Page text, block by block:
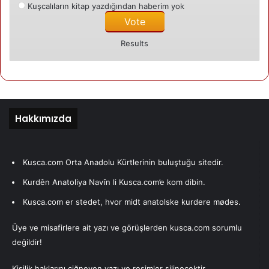
Måske undrede de sig over, at vi lå på gulvet og at der var
unge piger iblandt. Da jeg eksempelvis senere tog i
disse piger også kurdere?” Da jeg svarede “ja”, svarede
min ven fra Mêrdîn: “Wallah, de ligner dem fra Europa”,
hvormed den kulturelle forskel mellem os kom frem.
mærkede Amedî’ernes livsvarme inde i os!
Mens flyet nærmede sig Amed, vente vi på det rette
øjeblik for at tage et billede oppe fra luften.Men en herre
floden”. At se Dîcle oppefra og tage et billede af det var et
sandt historisk øjeblik.
Kuşcalıların kitap yazdığından haberim yok
Results
Hakkımızda
Kusca.com Orta Anadolu Kürtlerinin buluştuğu sitedir.
Kurdên Anatoliya Navîn li Kusca.com’e kom dibin.
Kusca.com er stedet, hvor midt anatolske kurdere mødes.
Üye ve misafirlere ait yazı ve görüşlerden kusca.com sorumlu
değildir!